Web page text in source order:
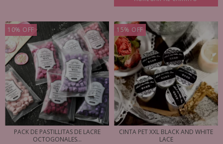
10% OFF
PACK DE PASTILLITAS DE LACRE
OCTOGONALES...
15% OFF
CINTA PET XXL BLACK AND WHITE
LACE